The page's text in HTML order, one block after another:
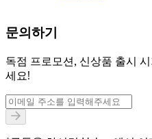
문의하기
독점 프로모션, 신상품 출시
세요!